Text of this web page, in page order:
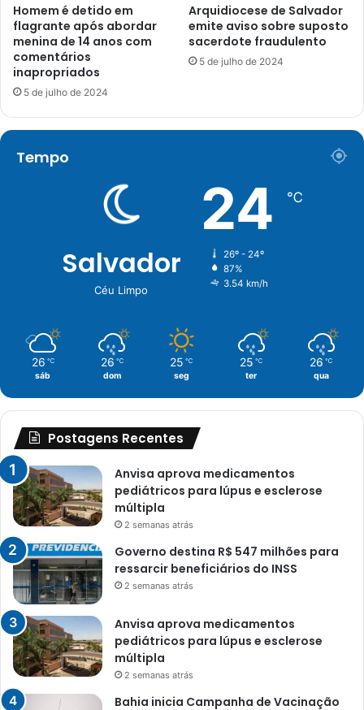
Homem é detido em
flagrante após abordar
menina de 14 anos com
comentários
inapropriados
5 de julho de 2024
Arquidiocese de Salvador
emite aviso sobre suposto
sacerdote fraudulento
5 de julho de 2024
Tempo
Salvador
Céu Limpo
24 ℃
26º - 24º
87%
3.54 km/h
26 ℃
sáb
26 ℃
dom
25 ℃
seg
25 ℃
ter
26 ℃
qua
Postagens Recentes
Anvisa aprova medicamentos
pediátricos para lúpus e esclerose
múltipla
2 semanas atrás
Governo destina R$ 547 milhões para
ressarcir beneficiários do INSS
2 semanas atrás
Anvisa aprova medicamentos
pediátricos para lúpus e esclerose
múltipla
2 semanas atrás
Bahia inicia Campanha de Vacinação